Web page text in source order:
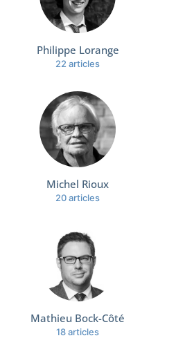
Philippe Lorange
22 articles
Michel Rioux
20 articles
Mathieu Bock-Côté
18 articles